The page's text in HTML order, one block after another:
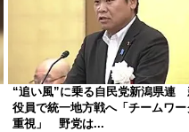
“追い風”に乗る自民党新潟県連
役員で統一地方戦へ「チームワー
重視」 野党は...